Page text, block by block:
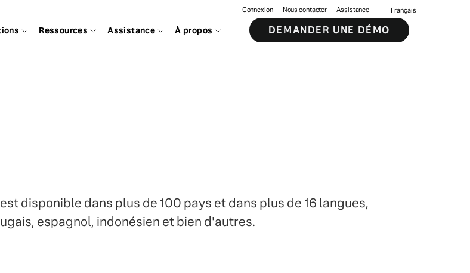
Ressources Assistance À propos
Connexion Nous contacter Assistance Français
DEMANDER UNE DÉMO
disponible dans plus de 100 pays et dans plus de 16 langues,
espagnol, indonésien et bien d'autres.